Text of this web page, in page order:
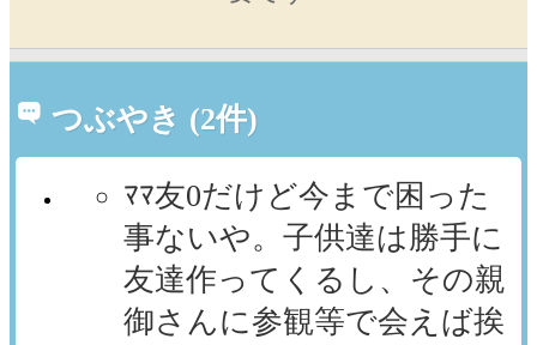
つぶやき (2件)
ﾏﾏ友0だけど今まで困った
事ないや。子供達は勝手に
友達作ってくるし、その親
御さんに参観等で会えば挨